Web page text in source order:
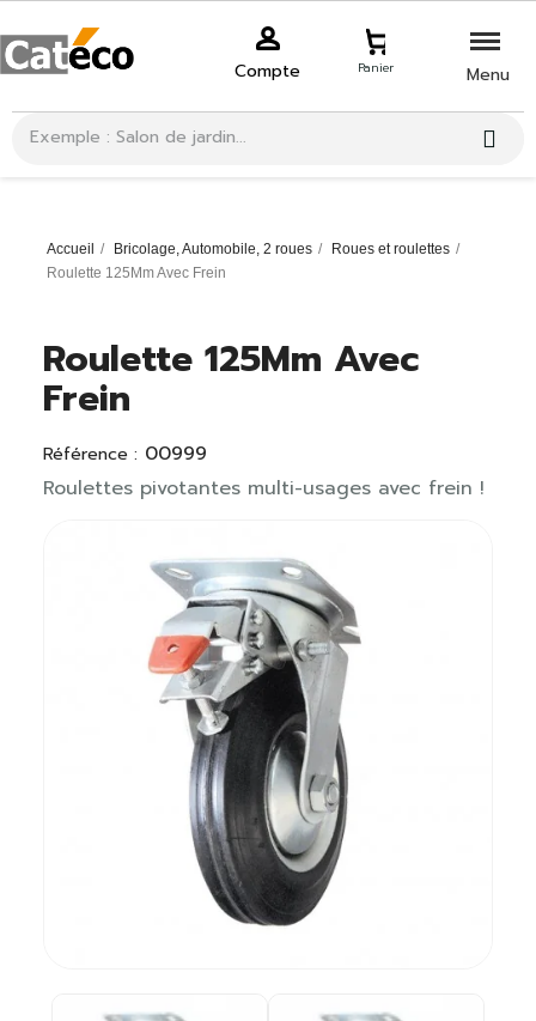
Compte Panier Menu
Accueil Bricolage, Automobile, 2 roues
Roues et roulettes
Roulette 125Mm Avec Frein
Roulette 125Mm Avec
Frein
Référence : 00999
Roulettes pivotantes multi-usages avec frein !